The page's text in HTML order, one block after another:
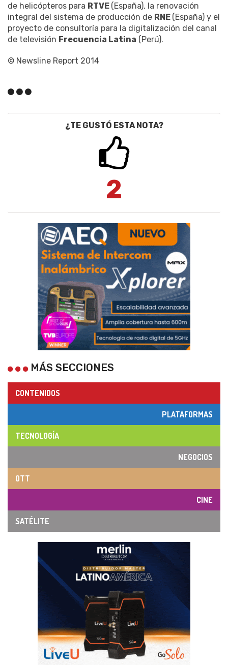
de helicópteros para RTVE (España), la renovación
integral del sistema de producción de RNE (España) y el
proyecto de consultoría para la digitalización del canal
de televisión Frecuencia Latina (Perú).
© Newsline Report 2014
¿TE GUSTÓ ESTA NOTA?
2
MÁS SECCIONES
CONTENIDOS
PLATAFORMAS
TECNOLOGÍA
NEGOCIOS
OTT
CINE
SATÉLITE